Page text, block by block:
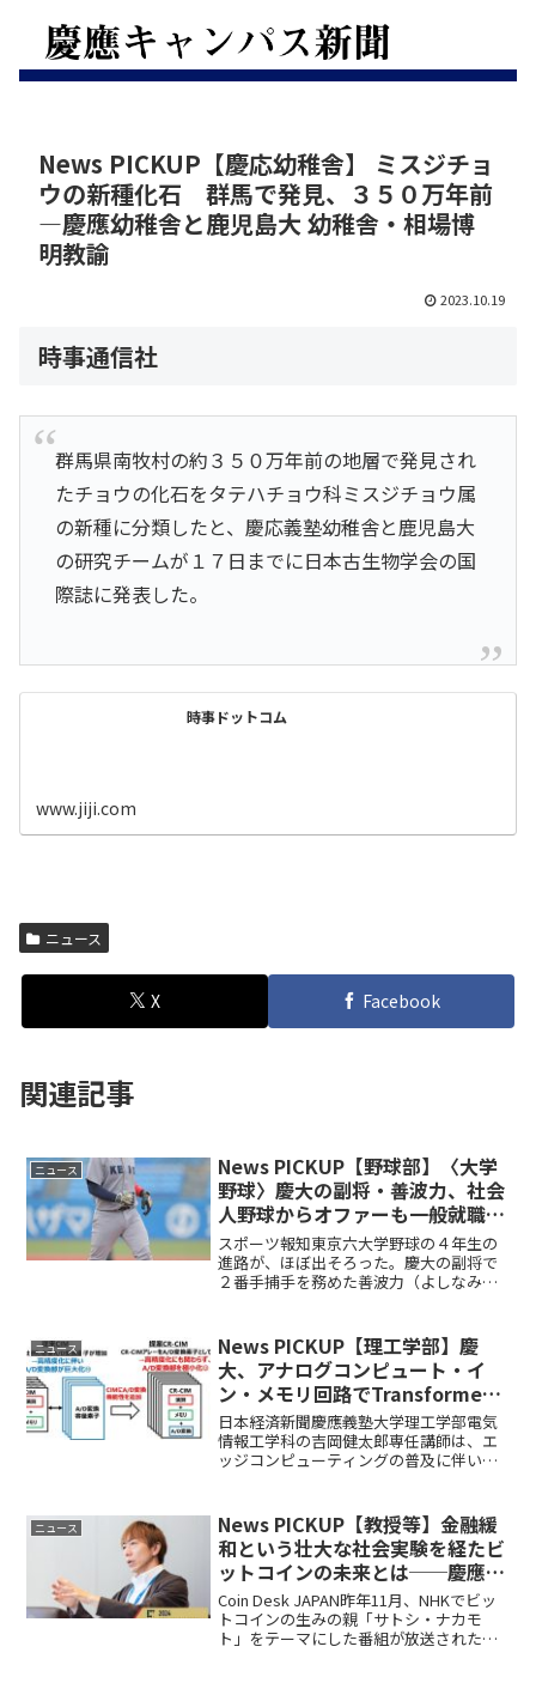
News PICKUP【慶応幼稚舎】 ミスジチョ
ウの新種化石 群馬で発見、３５０万年前
―慶應幼稚舎と鹿児島大 幼稚舎・相場博
明教諭
2023.10.19
時事通信社
群馬県南牧村の約３５０万年前の地層で発見され
たチョウの化石をタテハチョウ科ミスジチョウ属
の新種に分類したと、慶応義塾幼稚舎と鹿児島大
の研究チームが１７日までに日本古生物学会の国
際誌に発表した。
時事ドットコム
www.jiji.com
ニュース
X Facebook
関連記事
ニュース
News PICKUP【野球部】〈大学
野球〉慶大の副将・善波力、社会
人野球からオファーも一般就職を
決めた理由「新しい人生のスター
トを」
スポーツ報知東京六大学野球の４年生の
進路が、ほぼ出そろった。慶大の副将で
２番手捕手を務めた善波力（よしなみ・
ることになった。父は１９年まで明大監
督として９度のリーグ戦Ｖ...
ニュース
News PICKUP【理工学部】慶
大、アナログコンピュート・イ
ン・メモリ回路でTransformer
とCNNのハイブリッド処理を実現
日本経済新聞慶應義塾大学理工学部電気
情報工学科の吉岡健太郎専任講師は、エ
ッジコンピューティングの普及に伴い、
ットワーク（DNN）、特にTransformer
処理の高効...
ニュース
News PICKUP【教授等】金融緩
和という壮大な社会実験を経たビ
ットコインの未来とは──慶應義
塾大学 坂井豊貴教授〈2024年始
特集〉
Coin Desk JAPAN昨年11月、NHKでビッ
トコインの生みの親「サトシ・ナカモ
ト」をテーマにした番組が放送された。